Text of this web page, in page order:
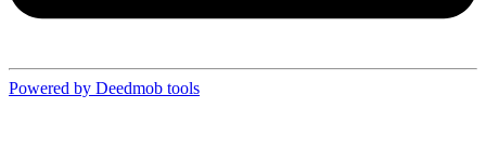
Powered by Deedmob tools